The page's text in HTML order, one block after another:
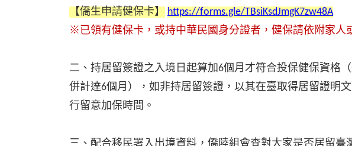
【僑生申請健保卡】
https://forms.gle/TBsiKsdJmgK7zw48A
※已領有健保卡，或持中華民國身分證者，健保請依附家
二、持居留簽證之入境日起算加6個月才符合投保健保資格
併計達6個月），如非持居留簽證，以其在臺取得居留證明
行留意加保時間。